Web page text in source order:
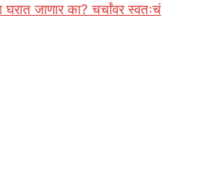
जाणार का? चर्चांवर स्वतःचं